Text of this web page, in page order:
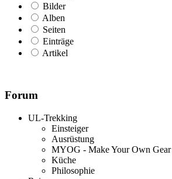
Bilder
Alben
Seiten
Einträge
Artikel
Forum
UL-Trekking
Einsteiger
Ausrüstung
MYOG - Make Your Own Gear
Küche
Philosophie